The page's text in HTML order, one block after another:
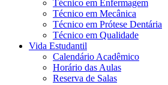
Técnico em Enfermagem
Técnico em Mecânica
Técnico em Prótese Dentária
Técnico em Qualidade
Vida Estudantil
Calendário Acadêmico
Horário das Aulas
Reserva de Salas